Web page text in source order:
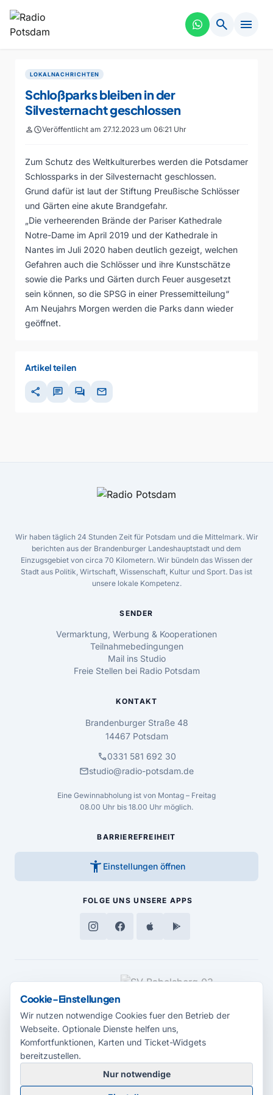
search menu
LOKALNACHRICHTEN
Schloßparks bleiben in der
Silvesternacht geschlossen
personscheduleVeröffentlicht am 27.12.2023 um 06:21 Uhr
Zum Schutz des Weltkulturerbes werden die Potsdamer
Schlossparks in der Silvesternacht geschlossen.
Grund dafür ist laut der Stiftung Preußische Schlösser
und Gärten eine akute Brandgefahr.
„Die verheerenden Brände der Pariser Kathedrale
Notre-Dame im April 2019 und der Kathedrale in
Nantes im Juli 2020 haben deutlich gezeigt, welchen
Gefahren auch die Schlösser und ihre Kunstschätze
sowie die Parks und Gärten durch Feuer ausgesetzt
sein können, so die SPSG in einer Pressemitteilung“
Am Neujahrs Morgen werden die Parks dann wieder
geöffnet.
Artikel teilen
share chat forum mail
Wir haben täglich 24 Stunden Zeit für Potsdam und die Mittelmark. Wir
berichten aus der Brandenburger Landeshauptstadt und dem
Einzugsgebiet von circa 70 Kilometern. Wir bündeln das Wissen der
Stadt aus Politik, Wirtschaft, Wissenschaft, Kultur und Sport. Das ist
unsere lokale Kompetenz.
SENDER
Vermarktung, Werbung & Kooperationen
Teilnahmebedingungen
Mail ins Studio
Freie Stellen bei Radio Potsdam
KONTAKT
Brandenburger Straße 48
14467 Potsdam
call0331 581 692 30
mailstudio@radio-potsdam.de
Eine Gewinnabholung ist von Montag – Freitag
08.00 Uhr bis 18.00 Uhr möglich.
BARRIEREFREIHEIT
accessibility_new Einstellungen öffnen
FOLGE UNS UNSERE APPS
MEDIENPARTNER
© 2026 Radio Potsdam. Webseite entwickelt durch dieMedienagentur
Cookie-Einstellungen
Wir nutzen notwendige Cookies fuer den Betrieb der
Webseite. Optionale Dienste helfen uns,
Komfortfunktionen, Karten und Ticket-Widgets
bereitzustellen.
Nur notwendige